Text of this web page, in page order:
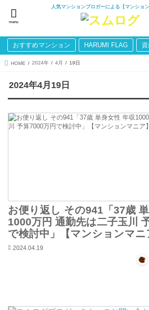
人気マンションブロガーによる【マンション
menu
おすすめマンション HARUMI FLAG
HOME 2024年 4月 19日
2024年4月19日
お便り返し その941「37歳
1000万円 通勤先は二子玉川
で検討中」【マンションマニ
2024.04.19